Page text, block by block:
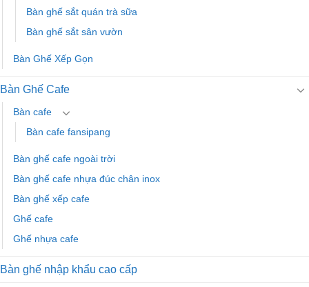
Bàn ghế sắt quán trà sữa
Bàn ghế sắt sân vườn
Bàn Ghế Xếp Gọn
Bàn Ghế Cafe
Bàn cafe
Bàn cafe fansipang
Bàn ghế cafe ngoài trời
Bàn ghế cafe nhựa đúc chân inox
Bàn ghế xếp cafe
Ghế cafe
Ghế nhựa cafe
Bàn ghế nhập khẩu cao cấp